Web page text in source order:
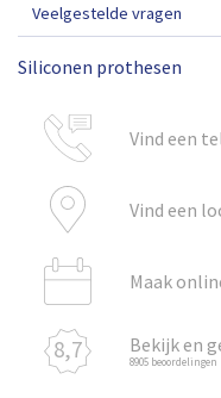
Veelgestelde vragen
Siliconen prothesen
Vind een
Vind een
Maak
8,7 Bekijk en
8905 beoordelingen